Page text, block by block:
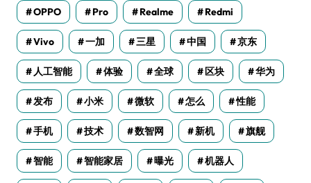
OPPO Pro Realme Redmi
Vivo 一加 三星 中国 京东
人工智能 体验 全球 区块 华为
发布 小米 微软 怎么 性能
手机 技术 数智网 新机 旗舰
智能 智能家居 曝光 机器人